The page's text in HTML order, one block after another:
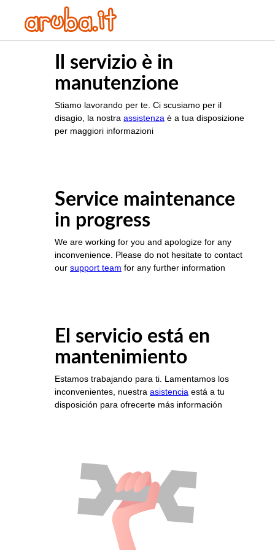
Il servizio è in
manutenzione
Stiamo lavorando per te. Ci scusiamo per il
disagio, la nostra assistenza è a tua disposizione
per maggiori informazioni
Service maintenance
in progress
We are working for you and apologize for any
inconvenience. Please do not hesitate to contact
our support team for any further information
El servicio está en
mantenimiento
Estamos trabajando para ti. Lamentamos los
inconvenientes, nuestra asistencia está a tu
disposición para ofrecerte más información